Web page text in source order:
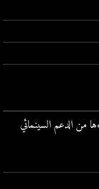
من الدعم السينمائي